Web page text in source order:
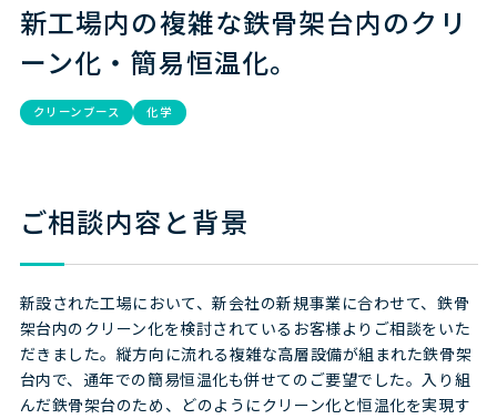
新工場内の複雑な鉄骨架台内のクリ
ーン化・簡易恒温化。
クリーンブース 化学
ご相談内容と背景
新設された工場において、新会社の新規事業に合わせて、鉄骨
架台内のクリーン化を検討されているお客様よりご相談をいた
だきました。縦方向に流れる複雑な高層設備が組まれた鉄骨架
台内で、通年での簡易恒温化も併せてのご要望でした。入り組
んだ鉄骨架台のため、どのようにクリーン化と恒温化を実現す